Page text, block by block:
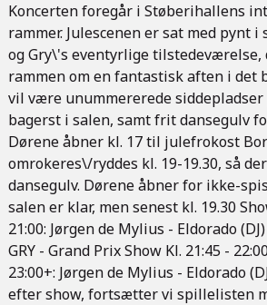
Koncerten foregår i Støberihallens
rammer. Julescenen er sat med pynt
og Gry\'s eventyrlige tilstedeværelse,
rammen om en fantastisk aften i det
vil være unummererede siddepladser
bagerst i salen, samt frit dansegulv
Dørene åbner kl. 17 til julefrokost
omrokeres\/ryddes kl. 19-19.30, så
dansegulv. Dørene åbner for ikke-
salen er klar, men senest kl. 19.30
21:00: Jørgen de Mylius - Eldorado
GRY - Grand Prix Show Kl. 21:45 -
23:00+: Jørgen de Mylius - Eldorado
efter show, fortsætter vi spillelisten